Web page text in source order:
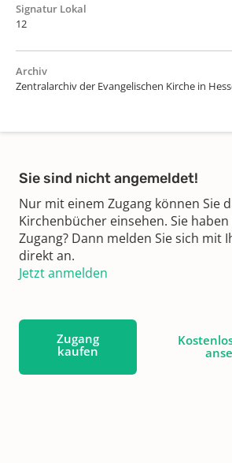
Signatur Lokal
12
Archiv
Zentralarchiv der Evangelischen Kirche in
Sie sind nicht angemeldet!
Nur mit einem Zugang können Sie
Kirchenbücher einsehen. Sie
Zugang? Dann melden Sie sich mit
direkt an.
Jetzt anmelden
Zugang
kaufen